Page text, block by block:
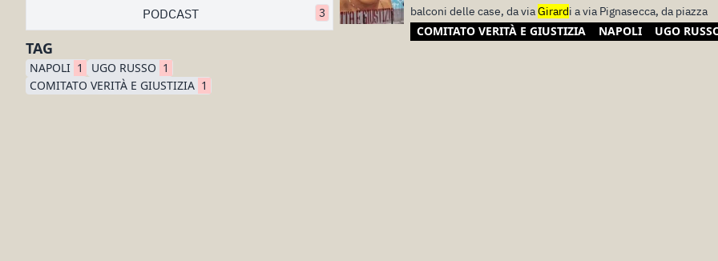
PODCAST 3
TAG
NAPOLI 1 UGO RUSSO 1
COMITATO VERITÀ E GIUSTIZIA 1
balconi delle case, da viaGirardi a via Pignasecca, da piazza
COMITATO VERITÀ E GIUSTIZIA NAPOLI UGO